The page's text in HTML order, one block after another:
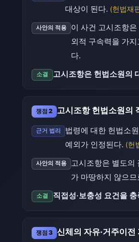
대상이 된다. (헌법재
사안의 적용
이 사건 고시조항
외적 구속력을 가
다.
소결 고시조항은 헌법소원의
쟁점 2 고시조항 헌법소원의
근거 법리
법령에 대한 헌법소
예외가 인정된다. (헌
사안의 적용
고시조항은 별도의
가 마땅하지 않으
소결 직접성·보충성 요건을
쟁점 3 신체의 자유·거주이